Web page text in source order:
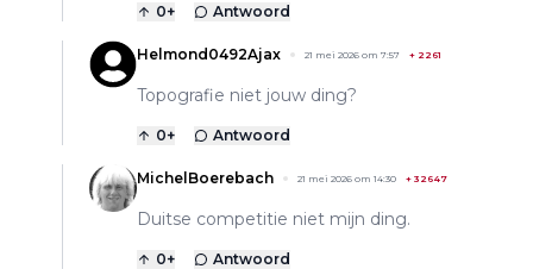
0+ Antwoord
Helmond0492Ajax 21 mei 2026 om 7:57 + 2261
Topografie niet jouw ding?
0+ Antwoord
MichelBoerebach 21 mei 2026 om 14:30 + 32647
Duitse competitie niet mijn ding.
0+ Antwoord